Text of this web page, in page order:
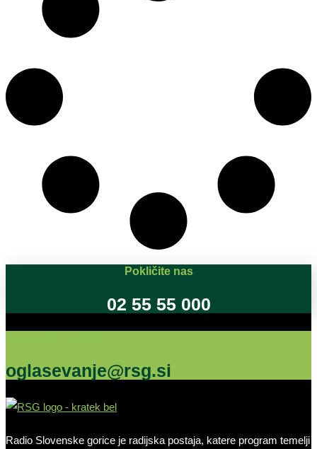
Pokličite nas
02 55 55 000
oglasevanje@rsg.si
Radio Slovenske gorice je radijska postaja, katere program temelji